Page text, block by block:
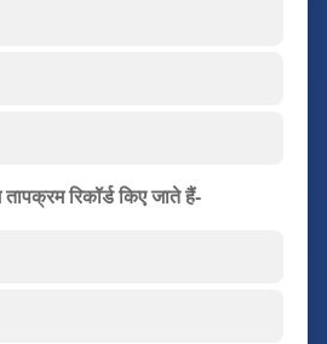
रिकॉर्ड किए जाते हैं-